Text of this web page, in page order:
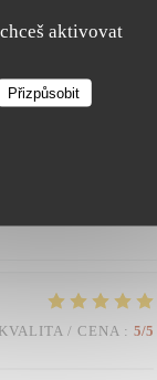
aktivovat
Přizpůsobit
KVALITA / CENA : 5/5